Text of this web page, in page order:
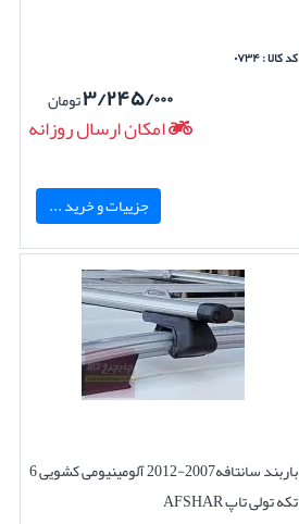
کد کالا : ۰۷۳۴
۳/۲۴۵/۰۰۰تومان
امکان ارسال روزانه
جزییات و خرید ...
باربند سانتافه2007-2012 آلومینیومی کشویی 6
تکه تولی تاپ AFSHAR